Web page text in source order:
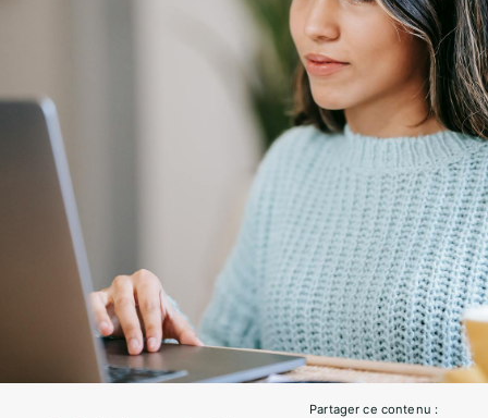
Partager ce contenu :